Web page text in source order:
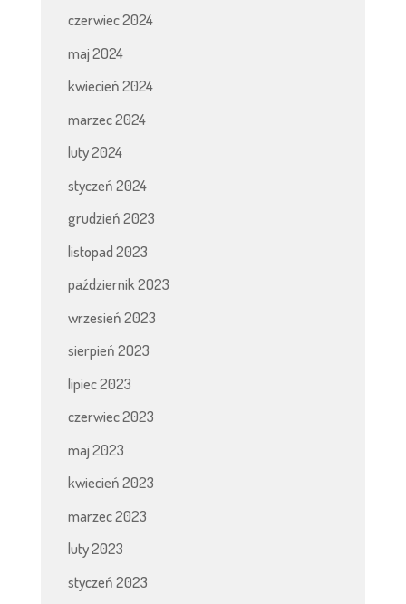
czerwiec 2024
maj 2024
kwiecień 2024
marzec 2024
luty 2024
styczeń 2024
grudzień 2023
listopad 2023
październik 2023
wrzesień 2023
sierpień 2023
lipiec 2023
czerwiec 2023
maj 2023
kwiecień 2023
marzec 2023
luty 2023
styczeń 2023